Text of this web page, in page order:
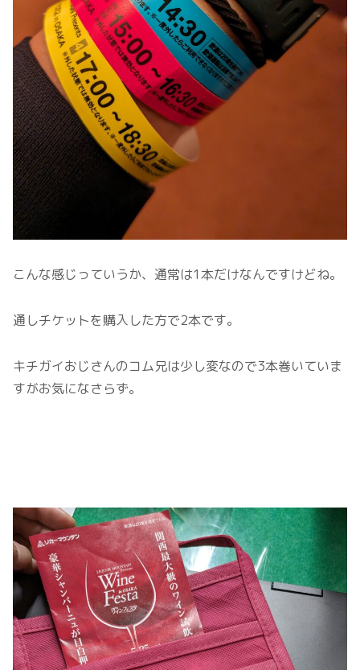
こんな感じっていうか、通常は1本だけなんですけどね。
通しチケットを購入した方で2本です。
キチガイおじさんのコム兄は少し変なので3本巻いていま
すがお気になさらず。